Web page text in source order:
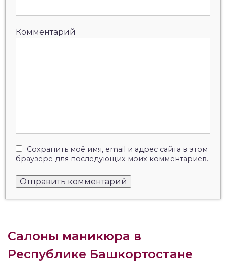
Комментарий
Сохранить моё имя, email и адрес сайта в этом
браузере для последующих моих комментариев.
Салоны маникюра в
Республике Башкортостане